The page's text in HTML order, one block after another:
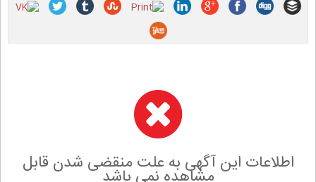
اطلاعات این آگهی به علت منقضی شدن قابل